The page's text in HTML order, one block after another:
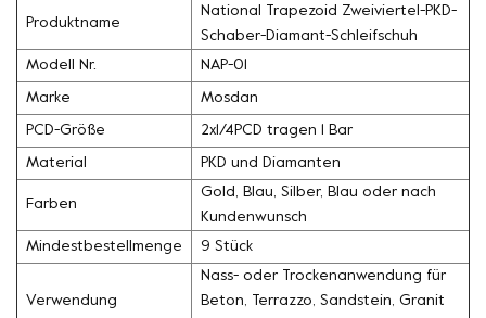
Produktname
National Trapezoid Zweiviertel-PKD-
Schaber-Diamant-Schleifschuh
Modell Nr. NAP-01
Marke Mosdan
PCD-Größe 2x1/4PCD tragen 1 Bar
Material PKD und Diamanten
Farben
Gold, Blau, Silber, Blau oder nach
Kundenwunsch
Mindestbestellmenge 9 Stück
Verwendung
Nass- oder Trockenanwendung für
Beton, Terrazzo, Sandstein, Granit